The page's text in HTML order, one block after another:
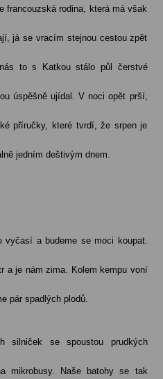
francouzská rodina, která má však
já se vracím stejnou cestou zpět
to s Katkou stálo půl čerstvé
úspěšně ujídal. V noci opět prší,
příručky, které tvrdí, že srpen je
jedním deštivým dnem.
vyčasí a budeme se moci koupat.
a je nám zima. Kolem kempu voní
pár spadlých plodů.
silniček se spoustou prudkých
mikrobusy. Naše batohy se tak